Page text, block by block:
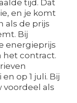
tijd. Dat
en je komt
als de prijs
Bij
energieprijs
het contract.
op 1 juli. Bij
voordeel als